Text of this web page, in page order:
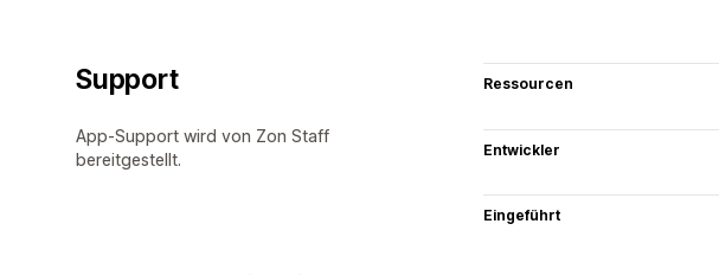
Support
App-Support wird von Zon Staff
bereitgestellt.
Ressourcen
Entwickler
Eingeführt